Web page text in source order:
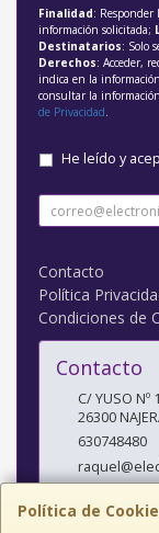
Política de
Finalidad: Responder
información solicitada;
Destinatarios: Solo
Derechos: Acceder,
indica en la
consultar la
de Privacidad.
He leído y
Contacto
Política
Condiciones de
Contacto
C/ YUSO Nº
26300
630748480